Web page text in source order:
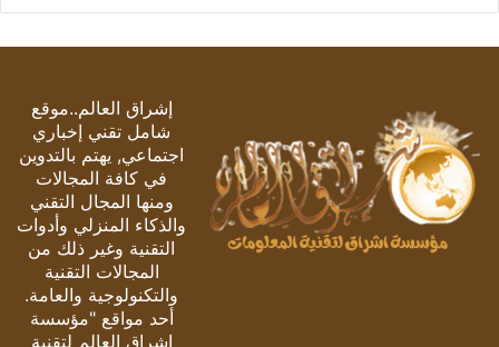
إشراق العالم..موقع
شامل تقني إخباري
اجتماعي, يهتم بالتدوين
في كافة المجالات
ومنها المجال التقني
والذكاء المنزلي وأدوات
التقنية وغير ذلك من
المجالات التقنية
والتكنولوجية والعامة.
أحد مواقع "مؤسسة
اشراق العالم لتقنية